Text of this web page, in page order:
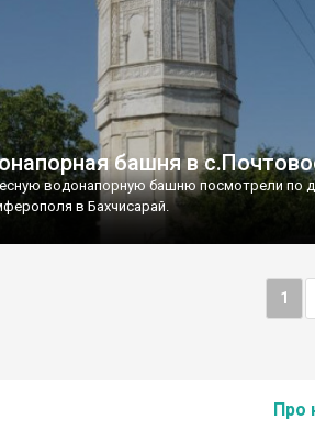
башня в
водонапорную башню посмотрели по
в Бахчисарай.
1
Про